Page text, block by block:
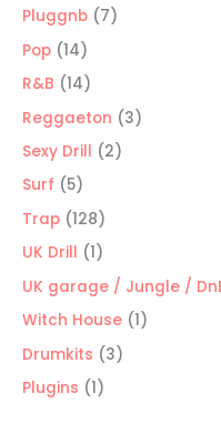
productos
Pluggnb 77
Pop 1414
productos
R&B 1414
productos
Reggaeton 33
Sexy Drill 22
Surf 55
productos
Trap 128128
productos
UK Drill 11
producto
UK garage / Jungle /
Witch House 11
Drumkits 33
Plugins 11